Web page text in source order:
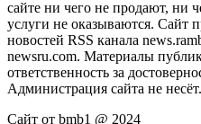
сайте ни чего не продают, ни
услуги не оказываются. Сайт
новостей RSS канала
newsru.com. Материалы
ответственность за
Администрация сайта не несёт.
Сайт от bmb1 @ 2024